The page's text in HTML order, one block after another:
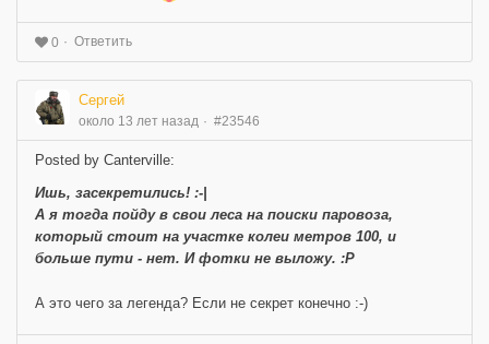
0 Ответить
Сергей
около 13 лет назад #23546
Posted by Canterville:
Ишь, засекретились! :-|
А я тогда пойду в свои леса на поиски паровоза,
который стоит на участке колеи метров 100, и
больше пути - нет. И фотки не выложу. :P
А это чего за легенда? Если не секрет конечно :-)